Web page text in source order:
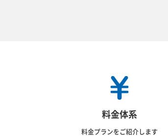
料金体系
料金プランをご紹介します